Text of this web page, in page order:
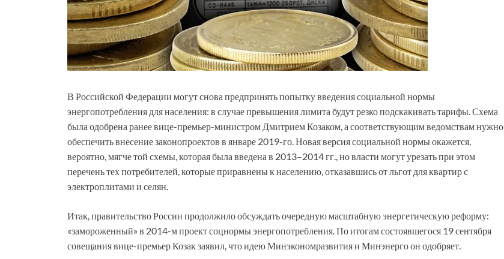
В Российской Федерации могут снова предпринять попытку введения социальной нормы
энергопотребления для населения: в случае превышения лимита будут резко подскакивать тарифы. Схема
была одобрена ранее вице-премьер-министром Дмитрием Козаком, а соответствующим ведомствам нужно
обеспечить внесение законопроектов в январе 2019-го. Новая версия социальной нормы окажется,
вероятно, мягче той схемы, которая была введена в 2013–2014 гг., но власти могут урезать при этом
перечень тех потребителей, которые приравнены к населению, отказавшись от льгот для квартир с
электроплитами и селян.
Итак, правительство России продолжило обсуждать очередную масштабную энергетическую реформу:
«замороженный» в 2014-м проект соцнормы энергопотребления. По итогам состоявшегося 19 сентября
совещания вице-премьер Козак заявил, что идею Минэкономразвития и Минэнерго он одобряет.